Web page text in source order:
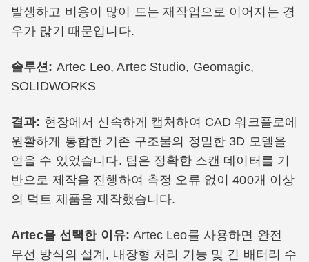
발생하고 비용이 많이 드는 재작업으로 이어지는 경
우가 많기 때문입니다.
솔루션: Artec Leo, Artec Studio, Geomagic,
SOLIDWORKS
결과: 현장에서 신속하게 캡처하여 CAD 워크플로에
원활하게 통합한 기존 구조물의 정밀한 3D 모델을
얻을 수 있었습니다. 팀은 정확한 스캔 데이터를 기
반으로 제작을 진행하여 측정 오류 없이 400개 이상
의 덕트 제품을 제작했습니다.
Artec을 선택한 이유: Artec Leo를 사용하면 완전
무선 방식의 설계, 내장형 처리 기능 및 긴 배터리 수